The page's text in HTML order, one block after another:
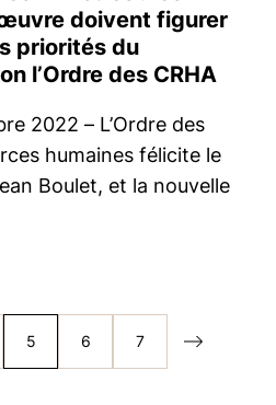
doivent figurer
priorités du
l’Ordre des CRHA
2022 – L’Ordre des
humaines félicite le
Boulet, et la nouvelle
5 6 7